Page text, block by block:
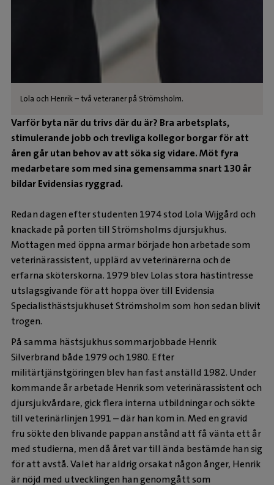
Lola och Henrik – två veteraner på Strömsholm.
Varför byta när du trivs där du är? Bra arbetsplats,
stimulerande jobb och trevliga kollegor borgar för att
åren går utan behov av att söka sig vidare. Möt fyra
medarbetare som med sina gemensamma snart 130 år
bildar Evidensias ryggrad.
Redan dagen efter studenten 1974 stod Lola Wijgård och
knackade på porten till Strömsholms djursjukhus.
Mottagen med öppna armar började hon arbetade som
veterinärassistent, upplärd av veterinärerna och de
erfarna sköterskorna. 1979 blev Lolas stora hästintresse
utslagsgivande för att hoppa över till Evidensia
Specialisthästsjukhuset Strömsholm som hon sedan blivit
trogen.
På samma hästsjukhus sommarjobbade Henrik
Silverbrand både 1979 och 1980. Efter
militärtjänstgöringen blev han fast anställd 1982. Under
kommande år arbetade Henrik som veterinärassistent och
djursjukvårdare, gick flera interna utbildningar och sökte
till veterinärlinjen 1991 – där han kom in. Med en gravid
fru sökte den blivande pappan anstånd att få vänta ett år
med studierna, men då året var till ända bestämde han sig
för att avstå. Valet har aldrig orsakat någon ånger, Henrik
är nöjd med utvecklingen han genomgått som